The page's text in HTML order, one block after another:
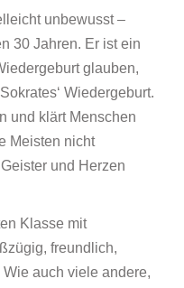
unbewusst –
30 Jahren. Er ist ein
glauben,
Wiedergeburt.
und klärt Menschen
Meisten nicht
und Herzen
Klasse mit
freundlich,
auch viele andere,